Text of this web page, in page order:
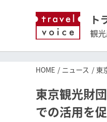
ト
観
HOME ニュース 東
東京観光財
での活用を